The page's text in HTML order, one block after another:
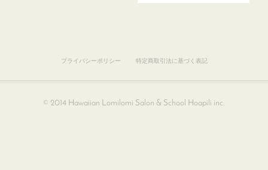
プライバシーポリシー 特定商取引法に基づく表記
© 2014 Hawaiian Lomilomi Salon & School Hoapili inc.